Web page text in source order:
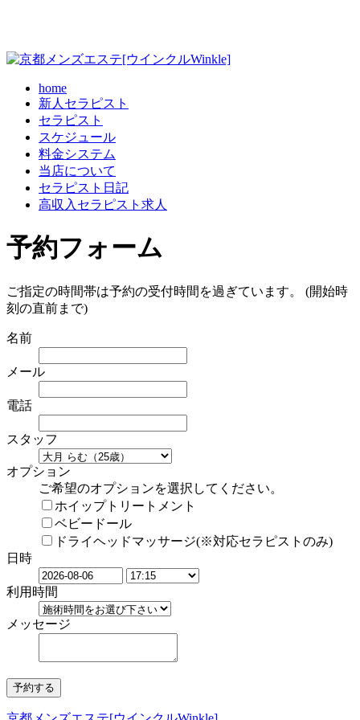
home
新人セラピスト
セラピスト
スケジュール
料金システム
当店について
セラピスト日記
高収入セラピスト求人
予約フォーム
ご指定の時間帯は予約の受付時間を過ぎています。 (開始時
刻の直前まで)
名前
メール
電話
スタッフ
オプション
ご希望のオプションを選択してください。
ホイップトリートメント
ベビードール
ドライヘッドマッサージ(※対応セラピストのみ)
日時
利用時間
メッセージ